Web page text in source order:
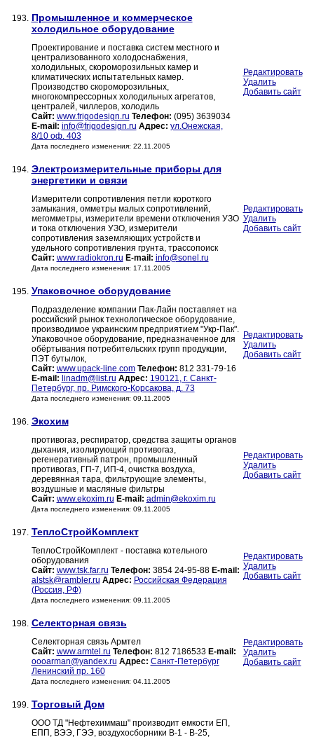
193. Промышленное и коммерческое
холодильное оборудование
Проектирование и поставка систем местного и
централизованного холодоснабжения,
холодильных, скороморозильных камер и
климатических испытательных камер.
Производство скороморозильных,
многокомпрессорных холодильных агрегатов,
централей, чиллеров, холодиль
Сайт: www.frigodesign.ru Телефон: (095) 3639034
E-mail: info@frigodesign.ru Адрес: ул.Онежская,
8/10 оф. 403
Дата последнего изменения: 22.11.2005
Редактировать
Удалить
Добавить сайт
194. Электроизмерительные приборы для
энергетики и связи
Измерители сопротивления петли короткого
замыкания, омметры малых сопротивлений,
мегомметры, измерители времени отключения УЗО
и тока отключения УЗО, измерители
сопротивления заземляющих устройств и
удельного сопротивления грунта, трассопоиск
Сайт: www.radiokron.ru E-mail: info@sonel.ru
Дата последнего изменения: 17.11.2005
Редактировать
Удалить
Добавить сайт
195. Упаковочное оборудование
Подразделение компании Пак-Лайн поставляет на
российский рынок технологическое оборудование,
производимое украинским предприятием "Укр-Пак".
Упаковочное оборудование, предназначенное для
обёртывания потребительских групп продукции,
ПЭТ бутылок,
Сайт: www.upack-line.com Телефон: 812 331-79-16
E-mail: linadm@list.ru Адрес: 190121, г. Санкт-
Петербург, пр. Римского-Корсакова, д. 73
Дата последнего изменения: 09.11.2005
Редактировать
Удалить
Добавить сайт
196. Экохим
противогаз, респиратор, средства защиты органов
дыхания, изолирующий противогаз,
регенеративный патрон, промышленный
противогаз, ГП-7, ИП-4, очистка воздуха,
деревянная тара, фильтрующие элементы,
воздушные и масляные фильтры
Сайт: www.ekoxim.ru E-mail: admin@ekoxim.ru
Дата последнего изменения: 09.11.2005
Редактировать
Удалить
Добавить сайт
197. ТеплоСтройКомплект
ТеплоСтройКомплект - поставка котельного
оборудования
Сайт: www.tsk.far.ru Телефон: 3854 24-95-88 E-mail:
alstsk@rambler.ru Адрес: Российская Федерация
(Россия, РФ)
Дата последнего изменения: 09.11.2005
Редактировать
Удалить
Добавить сайт
198. Селекторная связь
Селекторная связь Армтел
Сайт: www.armtel.ru Телефон: 812 7186533 E-mail:
oooarman@yandex.ru Адрес: Санкт-Петербург
Ленинский пр. 160
Дата последнего изменения: 04.11.2005
Редактировать
Удалить
Добавить сайт
199. Торговый Дом
ООО ТД "Нефтехиммаш" производит емкости ЕП,
ЕПП, ВЭЭ, ГЭЭ, воздухосборники В-1 - В-25,